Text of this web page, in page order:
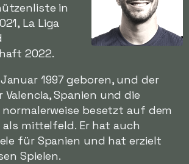
in
La Liga
2022.
1997 geboren, und der
Spanien und die
normalerweise besetzt auf dem
mittelfeld. Er hat auch
für Spanien und hat erzielt
Spielen.